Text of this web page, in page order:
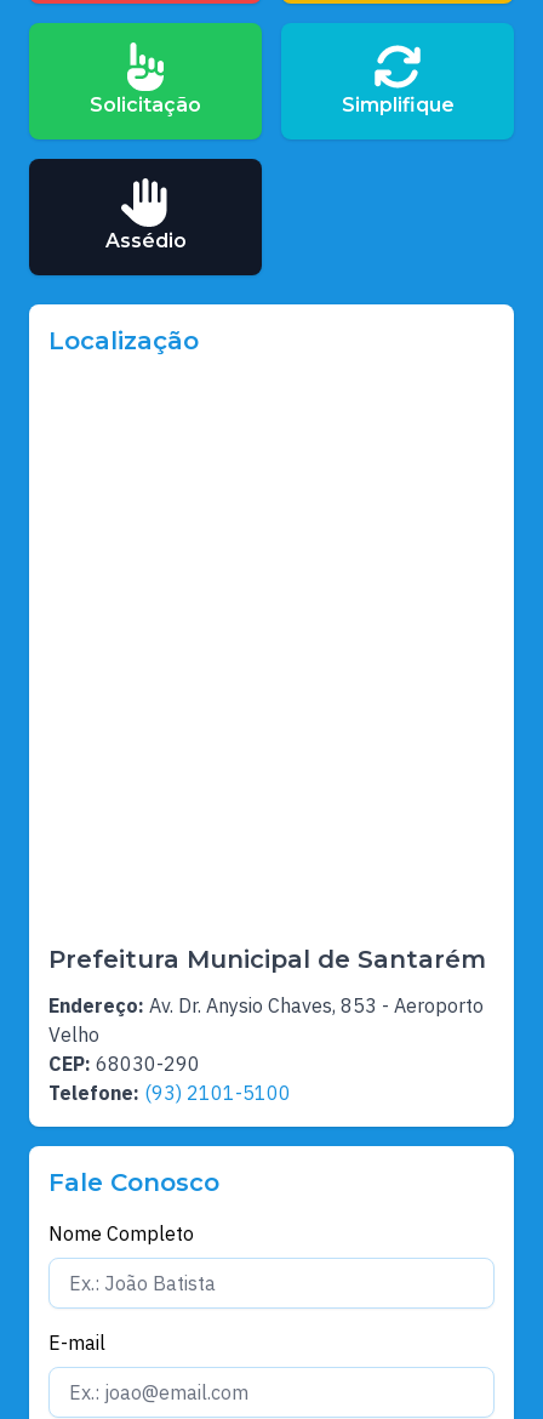
Solicitação Simplifique
Assédio
Localização
Prefeitura Municipal de Santarém
Endereço: Av. Dr. Anysio Chaves, 853 - Aeroporto
Velho
CEP: 68030-290
Telefone: (93) 2101-5100
Fale Conosco
Nome Completo
E-mail